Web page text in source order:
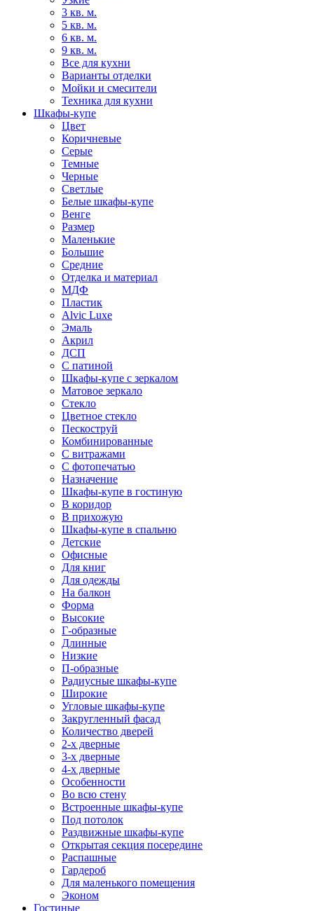
3 кв. м.
5 кв. м.
6 кв. м.
9 кв. м.
Все для кухни
Варианты отделки
Мойки и смесители
Техника для кухни
Шкафы-купе
Цвет
Коричневые
Серые
Темные
Черные
Светлые
Белые шкафы-купе
Венге
Размер
Маленькие
Большие
Средние
Отделка и материал
МДФ
Пластик
Alvic Luxe
Эмаль
Акрил
ДСП
С патиной
Шкафы-купе с зеркалом
Матовое зеркало
Стекло
Цветное стекло
Пескоструй
Комбинированные
С витражами
С фотопечатью
Назначение
Шкафы-купе в гостиную
В коридор
В прихожую
Шкафы-купе в спальню
Детские
Офисные
Для книг
Для одежды
На балкон
Форма
Высокие
Г-образные
Длинные
Низкие
П-образные
Радиусные шкафы-купе
Широкие
Угловые шкафы-купе
Закругленный фасад
Количество дверей
2-х дверные
3-х дверные
4-х дверные
Особенности
Во всю стену
Встроенные шкафы-купе
Под потолок
Раздвижные шкафы-купе
Открытая секция посередине
Распашные
Гардероб
Для маленького помещения
Эконом
Гостиные